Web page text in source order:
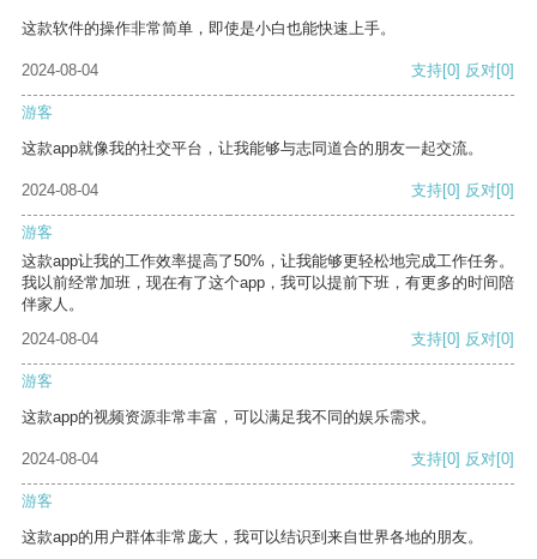
这款软件的操作非常简单，即使是小白也能快速上手。
2024-08-04 支持[0] 反对[0]
游客
这款app就像我的社交平台，让我能够与志同道合的朋友一起交流。
2024-08-04 支持[0] 反对[0]
游客
这款app让我的工作效率提高了50%，让我能够更轻松地完成工作任务。
我以前经常加班，现在有了这个app，我可以提前下班，有更多的时间陪
伴家人。
2024-08-04
支持[0] 反对[0]
游客
这款app的视频资源非常丰富，可以满足我不同的娱乐需求。
2024-08-04 支持[0] 反对[0]
游客
这款app的用户群体非常庞大，我可以结识到来自世界各地的朋友。